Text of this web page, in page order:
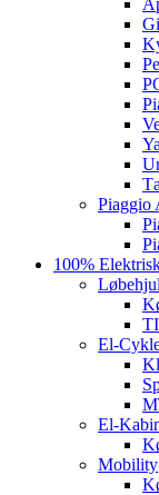
Piaggio
100%
Løbehjul
El-
El-
Mobility